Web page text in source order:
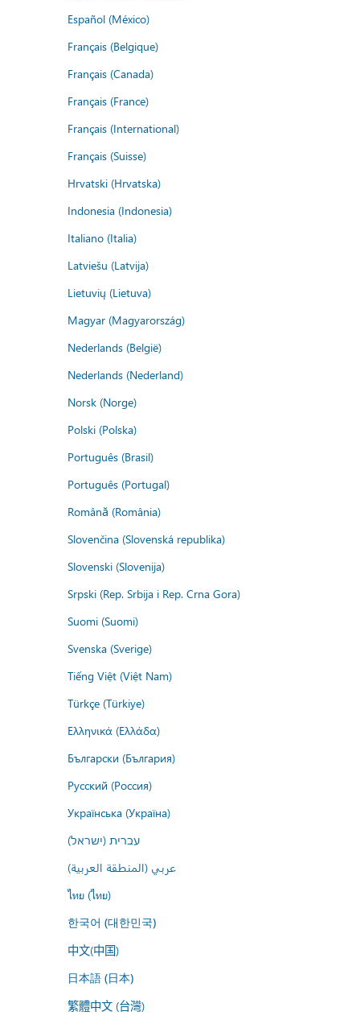
Español (México)
Français (Belgique)
Français (Canada)
Français (France)
Français (International)
Français (Suisse)
Hrvatski (Hrvatska)
Indonesia (Indonesia)
Italiano (Italia)
Latviešu (Latvija)
Lietuvių (Lietuva)
Magyar (Magyarország)
Nederlands (België)
Nederlands (Nederland)
Norsk (Norge)
Polski (Polska)
Português (Brasil)
Português (Portugal)
Română (România)
Slovenčina (Slovenská republika)
Slovenski (Slovenija)
Srpski (Rep. Srbija i Rep. Crna Gora)
Suomi (Suomi)
Svenska (Sverige)
Tiếng Việt (Việt Nam)
Türkçe (Türkiye)
Ελληνικά (Ελλάδα)
Български (България)
Русский (Россия)
Українська (Україна)
עברית (ישראל)
عربي (المنطقة العربية)
ไทย (ไทย)
한국어 (대한민국)
中文(中国)
日本語 (日本)
繁體中文 (台灣)